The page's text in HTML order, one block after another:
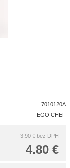
7010120A
EGO CHEF
3.90 € bez DPH
4.80 €